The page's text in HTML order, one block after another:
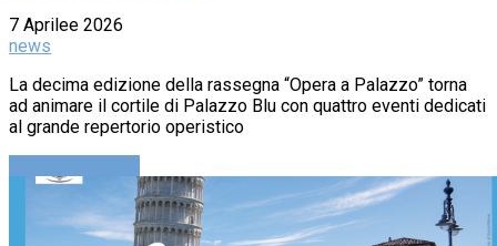
7 Aprilee 2026
news
La decima edizione della rassegna “Opera a Palazzo” torna
ad animare il cortile di Palazzo Blu con quattro eventi dedicati
al grande repertorio operistico